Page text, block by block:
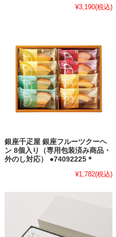
¥3,190(税込)
銀座千疋屋 銀座フルーツクーヘ
ン 8個入り（専用包装済み商品・
外のし対応） ●74092225＊
¥1,782(税込)